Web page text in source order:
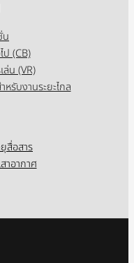
น
ป (CB)
น (VR)
รับงานระยะไกล
สื่อสาร
าอากาศ